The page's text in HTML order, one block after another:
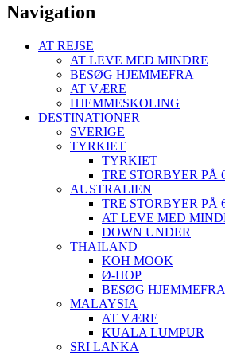
Navigation
AT REJSE
AT LEVE MED MINDRE
BESØG HJEMMEFRA
AT VÆRE
HJEMMESKOLING
DESTINATIONER
SVERIGE
TYRKIET
TYRKIET
TRE STORBYER PÅ
AUSTRALIEN
TRE STORBYER PÅ
AT LEVE MED
DOWN UNDER
THAILAND
KOH MOOK
Ø-HOP
BESØG HJEMMEFRA
MALAYSIA
AT VÆRE
KUALA LUMPUR
SRI LANKA